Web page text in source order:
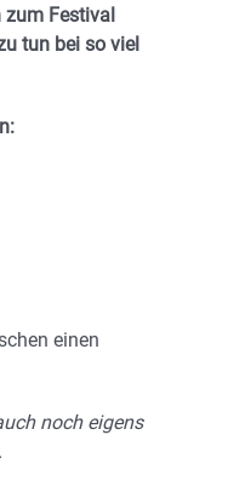
Festival
tun bei so viel
einen
noch eigens